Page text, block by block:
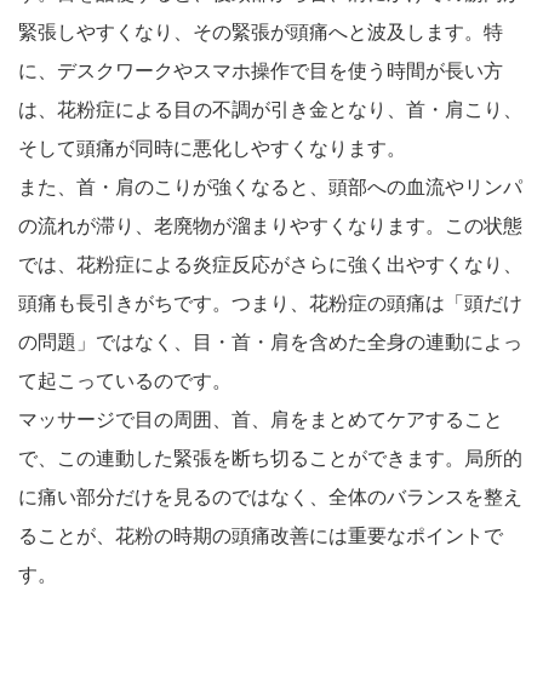
緊張しやすくなり、その緊張が頭痛へと波及します。特
に、デスクワークやスマホ操作で目を使う時間が長い方
は、花粉症による目の不調が引き金となり、首・肩こり、
そして頭痛が同時に悪化しやすくなります。
また、首・肩のこりが強くなると、頭部への血流やリンパ
の流れが滞り、老廃物が溜まりやすくなります。この状態
では、花粉症による炎症反応がさらに強く出やすくなり、
頭痛も長引きがちです。つまり、花粉症の頭痛は「頭だけ
の問題」ではなく、目・首・肩を含めた全身の連動によっ
て起こっているのです。
マッサージで目の周囲、首、肩をまとめてケアすること
で、この連動した緊張を断ち切ることができます。局所的
に痛い部分だけを見るのではなく、全体のバランスを整え
ることが、花粉の時期の頭痛改善には重要なポイントで
す。